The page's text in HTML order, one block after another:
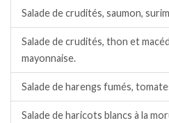
Salade de crudités, saumon,
Salade de crudités, thon et
mayonnaise.
Salade de harengs fumés,
Salade de haricots blancs à la